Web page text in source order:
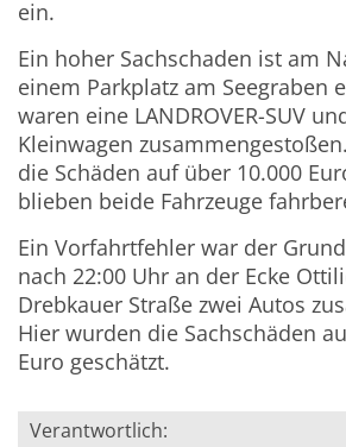
ein.
Ein hoher Sachschaden ist am
einem Parkplatz am Seegraben
waren eine LANDROVER-SUV
Kleinwagen
die Schäden auf über 10.000
blieben beide Fahrzeuge
Ein Vorfahrtfehler war der
nach 22:00 Uhr an der Ecke
Drebkauer Straße zwei Autos
Hier wurden die Sachschäden
Euro geschätzt.
Verantwortlich: